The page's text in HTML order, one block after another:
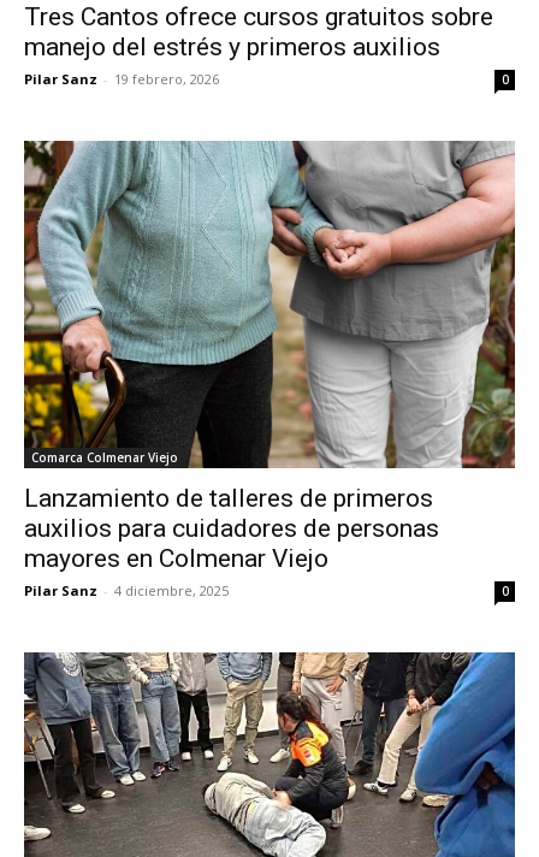
Tres Cantos ofrece cursos gratuitos sobre
manejo del estrés y primeros auxilios
Pilar Sanz - 19 febrero, 2026 0
Comarca Colmenar Viejo
Lanzamiento de talleres de primeros
auxilios para cuidadores de personas
mayores en Colmenar Viejo
Pilar Sanz - 4 diciembre, 2025 0